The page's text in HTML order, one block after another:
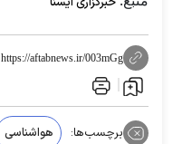
https://aftabnews.ir/003mGg
برچسب‌ها: هواشناسی